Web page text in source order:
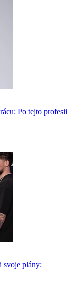
Po tejto profesii
svoje plány: